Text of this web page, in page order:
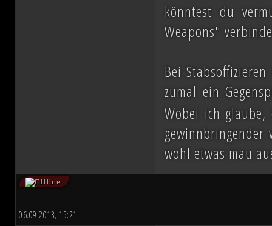
könntest du
Weapons"
Bei
zumal ein
Wobei ich
gewinnbringender
wohl etwas mau
06.09.2013, 15:21